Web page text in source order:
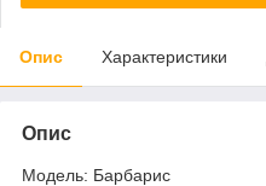
Опис Характеристики
Опис
Модель: Барбарис